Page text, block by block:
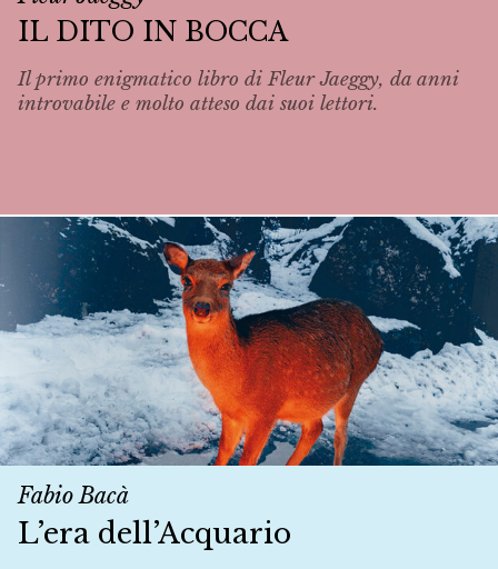
IL DITO IN BOCCA
Il primo enigmatico libro di Fleur Jaeggy, da anni
introvabile e molto atteso dai suoi lettori.
Fabio Bacà
L’era dell’Acquario